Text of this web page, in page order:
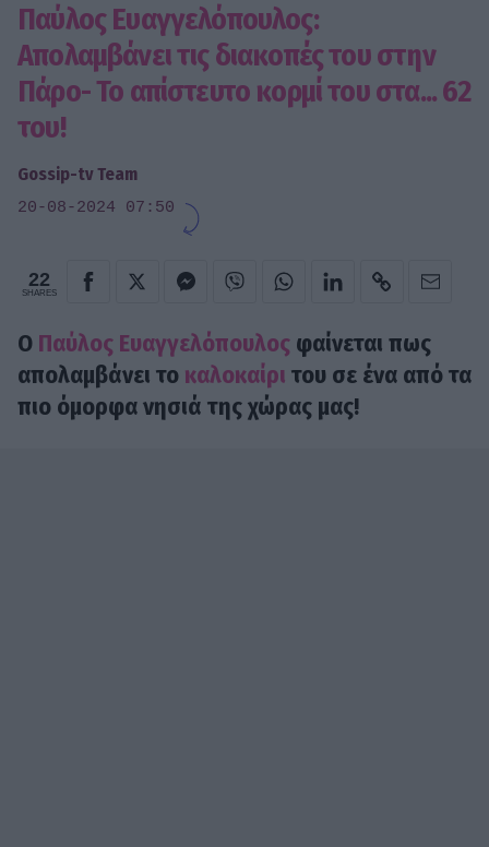
Παύλος Ευαγγελόπουλος:
Απολαμβάνει τις διακοπές του στην
Πάρο- Το απίστευτο κορμί του στα... 62
του!
Gossip-tv Team
20-08-2024 07:50
22
SHARES
Ο Παύλος Ευαγγελόπουλος φαίνεται πως
απολαμβάνει το καλοκαίρι του σε ένα από τα
πιο όμορφα νησιά της χώρας μας!